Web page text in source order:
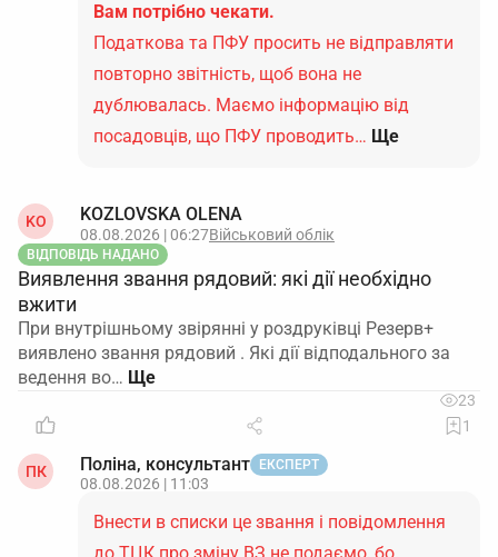
Вам потрібно чекати.
Податкова та ПФУ просить не відправляти
повторно звітність, щоб вона не
дублювалась. Маємо інформацію від
посадовців, що ПФУ проводить… Ще
KO KOZLOVSKA OLENA
08.08.2026 | 06:27Військовий облік
ВІДПОВІДЬ НАДАНО
Виявлення звання рядовий: які дії необхідно
вжити
При внутрішньому звірянні у роздруківці Резерв+
виявлено звання рядовий . Які дії відподального за
ведення во…
23
1
ПК Поліна, консультант ЕКСПЕРТ
08.08.2026 | 11:03
Внести в списки це звання і повідомлення